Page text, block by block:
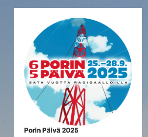
Porin Päivä 2025